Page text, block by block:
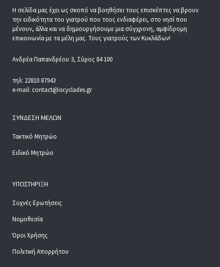
Η σελίδα μας έχει ως σκοπό να βοηθήσει τους επισκέπτες να βρουν
την ειδικότητα του γιατρού που τους ενδιαφέρει, στο νησί που
μένουν, άλλα και να δημιουργήσουμε μια σύγχρονη, αμφίδρομη
επικοινωνία με τα μέλη μας. Τους γιατρούς των Κυκλάδων!
Ανδρέα Παπανδρέου 3, Σύρος 84 100
τηλ: 22810 87943
e-mail: contact@iscyclades.gr
ΣΎΝΔΕΣΗ ΜΕΛΏΝ
Τακτικό Μητρώο
Ειδικό Μητρώο
ΥΠΟΣΤΉΡΙΞΗ
Συχνές Ερωτήσεις
Νομοθεσία
Όροι Χρήσης
Πολιτική Απορρήτου